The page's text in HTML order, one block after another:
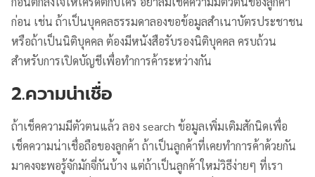
ก่อน เช่น ถ้าเป็นบุคคลธรรมดาลองขอข้อมูลสำเนาบัตรประชาชน
หรือถ้าเป็นนิติบุคคล ต้องมีหนังสือรับรองนิติบุคคล ครบถ้วน
สำหรับการเปิดบัญชีเพื่อทำการค้าระหว่างกัน
2.ความน่าเชื่อ
ถ้าเช็คความมีตัวตนแล้ว ลอง search ข้อมูลเพิ่มเติมสักนิดเพื่อ
เช็คความน่าเชื่อถือของลูกค้า ถ้าเป็นลูกค้าที่เคยทำการค้าด้วยกัน
มาคงจะพอรู้จักมักจี่กันบ้าง แต่ถ้าเป็นลูกค้าใหม่วิธีง่ายๆ ที่เรา